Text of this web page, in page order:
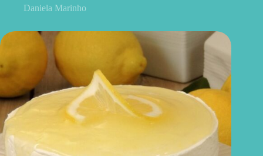
Daniela Marinho